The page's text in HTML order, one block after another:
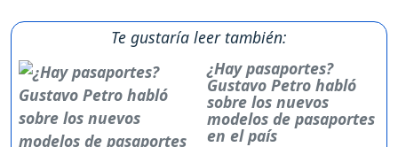
Te gustaría leer también:
¿Hay pasaportes?
Gustavo Petro habló
sobre los nuevos
modelos de pasaportes
en el país